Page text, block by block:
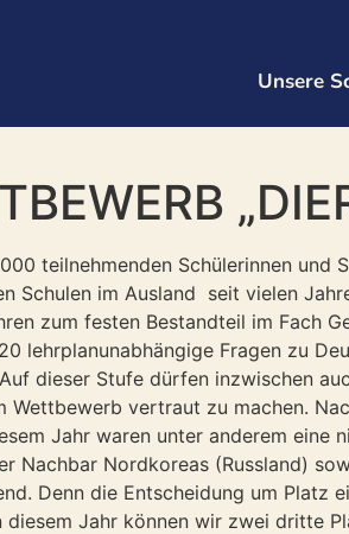
Unsere
teilnehmenden Schülerinnen
Schulen im Ausland seit vielen
zum festen Bestandteil im Fach
lehrplanunabhängige Fragen zu
dieser Stufe dürfen inzwischen
Wettbewerb vertraut zu machen.
Jahr waren unter anderem
Nachbar Nordkoreas (Russland)
Denn die Entscheidung um
Jahr können wir zwei dritte